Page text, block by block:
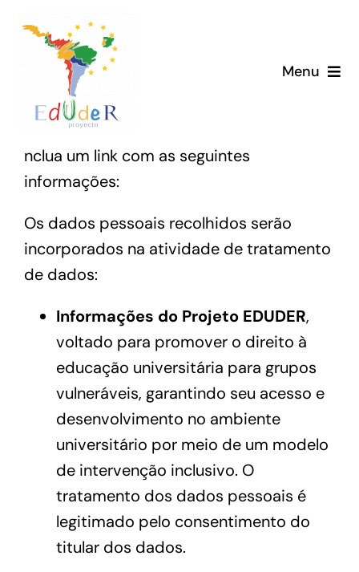
Menu
Projeto
Novedades
Biblioteca
Membros
Contato
nclua um link com as seguintes
informações:
Os dados pessoais recolhidos serão
incorporados na atividade de tratamento
de dados:
Informações do Projeto EDUDER,
voltado para promover o direito à
educação universitária para grupos
vulneráveis, garantindo seu acesso e
desenvolvimento no ambiente
universitário por meio de um modelo
de intervenção inclusivo. O
tratamento dos dados pessoais é
legitimado pelo consentimento do
titular dos dados.